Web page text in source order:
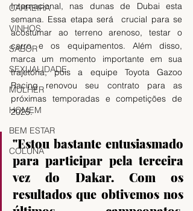
CARREIRA
VINHOS
SABOR
SEXUALIDADE
MULHER
HOMEM
BEM ESTAR
COLUNA
Internacional, nas dunas de Dubai esta
semana. Essa etapa será  crucial para se
acostumar ao terreno arenoso, testar o
carro e os equipamentos. Além disso,
marca um momento importante em sua
trajetória, pois a equipe Toyota Gazoo
Racing renovou seu contrato para as
próximas temporadas e competições de
2025.
"Estou bastante entusiasmado
para participar pela terceira
vez do Dakar. Com os
resultados que obtivemos nos